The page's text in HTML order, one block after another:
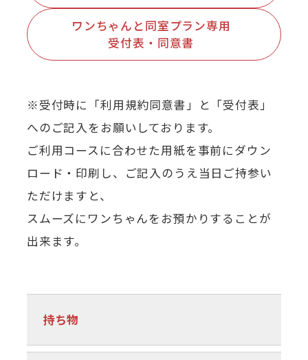
ワンちゃんと同室プラン専用
受付表・同意書
※受付時に「利用規約同意書」と「受付表」
へのご記入をお願いしております。
ご利用コースに合わせた用紙を事前にダウン
ロード・印刷し、ご記入のうえ当日ご持参い
ただけますと、
スムーズにワンちゃんをお預かりすることが
出来ます。
持ち物